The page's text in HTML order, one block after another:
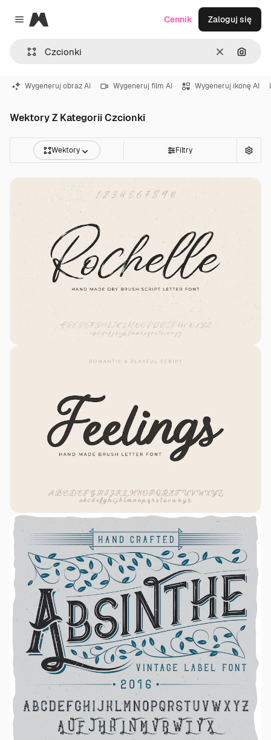
Close menu
Magnific
WyczyśćSzukaj
Cennik Zaloguj się
Wygeneruj obraz AI Wygeneruj film AI Wygeneruj ikonę AI
Wektory Z Kategorii Czcionki
Wektory Filtry